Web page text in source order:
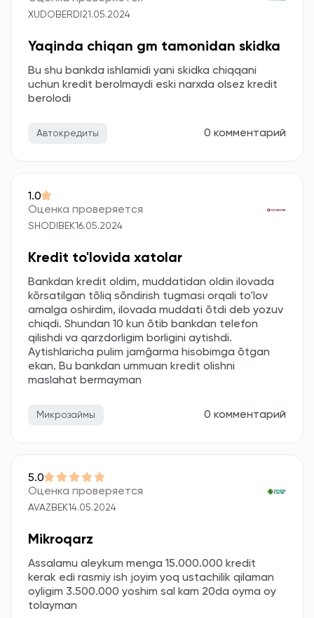
XUDOBERDI 21.05.2024
Yaqinda chiqan gm tamonidan skidka
Bu shu bankda ishlamidi yani skidka chiqqani
uchun kredit berolmaydi eski narxda olsez kredit
berolodi
Автокредиты 0 комментарий
1.0
Оценка проверяется
SHODIBEK16.05.2024
Kredit to'lovida xatolar
Bankdan kredit oldim, muddatidan oldin ilovada
kõrsatilgan tõliq sõndirish tugmasi orqali to'lov
amalga oshirdim, ilovada muddati õtdi deb yozuv
chiqdi. Shundan 10 kun õtib bankdan telefon
qilishdi va qarzdorligim borligini aytishdi.
Aytishlaricha pulim jamĝarma hisobimga õtgan
ekan. Bu bankdan ummuan kredit olishni
maslahat bermayman
Микрозаймы 0 комментарий
5.0
Оценка проверяется
AVAZBEK14.05.2024
Mikroqarz
Assalamu aleykum menga 15.000.000 kredit
kerak edi rasmiy ish joyim yoq ustachilik qilaman
oyligim 3.500.000 yoshim sal kam 20da oyma oy
tolayman